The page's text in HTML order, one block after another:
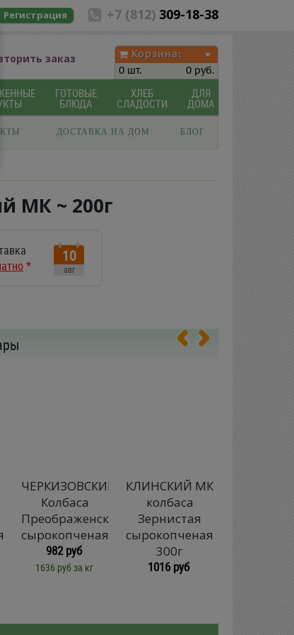
+7 (812) 309-18-38
Регистрация
заказ
Корзина:
0 шт.
0 руб.
ГОТОВЫЕ
БЛЮДА
ХЛЕБ
СЛАДОСТИ
ДЛЯ
ДОМА
ДОСТАВКА НА ДОМ БЛОГ
МК ~ 200г
*
10
авг
ЧЕРКИЗОВСКИЙ
Колбаса
Преображенская
сырокопченая
982 руб
1636 руб за кг
КЛИНСКИЙ МК
колбаса
Зернистая
сырокопченая
300г
1016 руб